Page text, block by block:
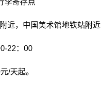
李寄存点
近，中国美术馆地铁站附近
22：00
/天起。